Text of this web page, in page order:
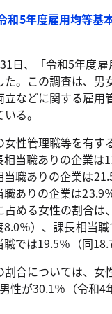
和5年度雇用均等基
日、「令和5年度雇
。この調査は、男
立などに関する雇用
る。
性管理職等を有す
当職ありの企業は
職ありの企業は
ありの企業は23.9
める女性の割合は
％）、課長相当
では19.5％（同
合については、女
性が30.1％（令和4